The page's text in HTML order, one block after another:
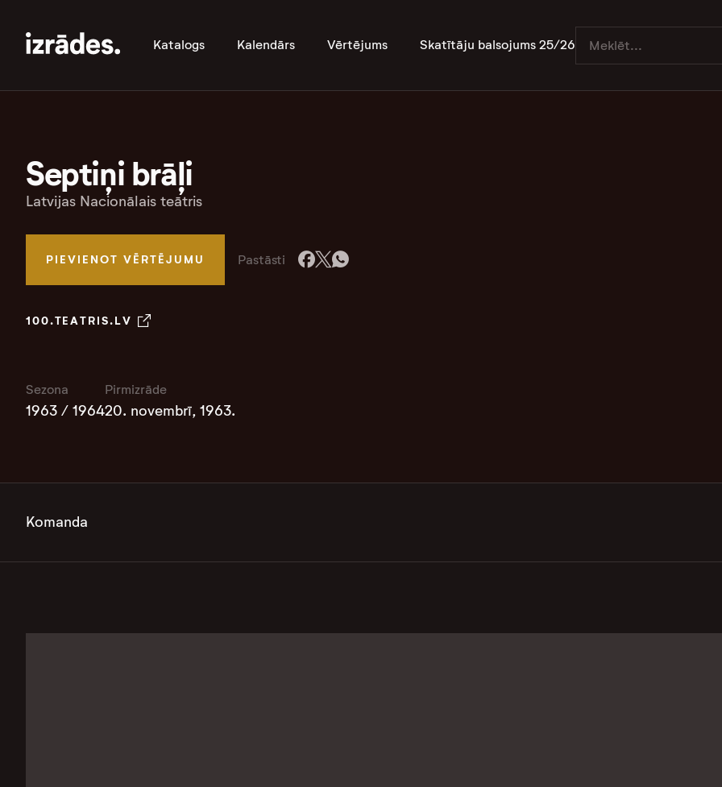
Katalogs Kalendārs Vērtējums Skatītāju balsojums 25/26
Septiņi brāļi
Latvijas Nacionālais teātris
PIEVIENOT VĒRTĒJUMU Pastāsti
100.TEATRIS.LV
Sezona
1963 / 1964
Pirmizrāde
20. novembrī, 1963.
Komanda